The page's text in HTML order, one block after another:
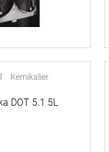
Kemikalier